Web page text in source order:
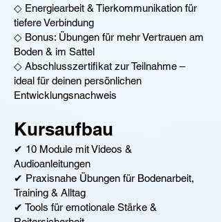
◇ Energiearbeit & Tierkommunikation für
tiefere Verbindung
◇ Bonus: Übungen für mehr Vertrauen am
Boden & im Sattel
◇ Abschlusszertifikat zur Teilnahme –
ideal für deinen persönlichen
Entwicklungsnachweis
Kursaufbau
✔ 10 Module mit Videos &
Audioanleitungen
✔ Praxisnahe Übungen für Bodenarbeit,
Training & Alltag
✔ Tools für emotionale Stärke &